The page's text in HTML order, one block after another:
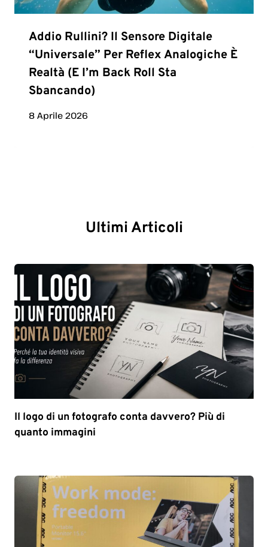
Addio Rullini? Il Sensore Digitale
“universale” Per Reflex Analogiche È
Realtà (e I’m Back Roll Sta
Sbancando)
8 Aprile 2026
Ultimi Articoli
Il logo di un fotografo conta davvero? Più di
quanto immagini